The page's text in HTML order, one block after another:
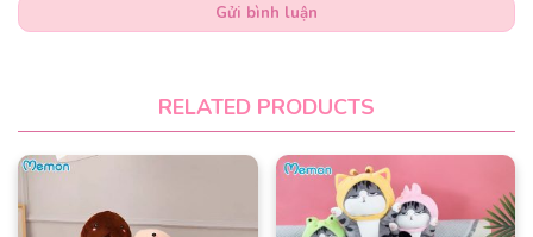
Gửi bình luận
RELATED PRODUCTS